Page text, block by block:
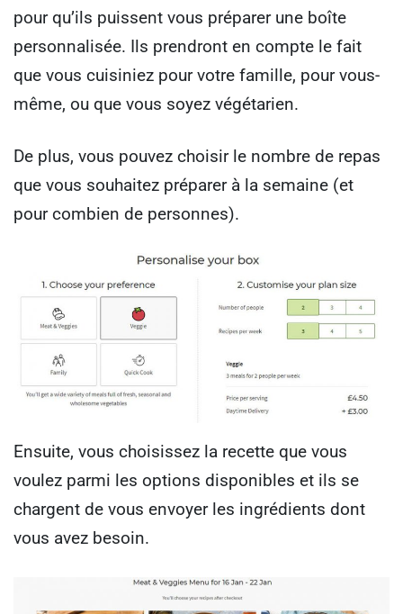
pour qu’ils puissent vous préparer une boîte
personnalisée. Ils prendront en compte le fait
que vous cuisiniez pour votre famille, pour vous-
même, ou que vous soyez végétarien.
De plus, vous pouvez choisir le nombre de repas
que vous souhaitez préparer à la semaine (et
pour combien de personnes).
Ensuite, vous choisissez la recette que vous
voulez parmi les options disponibles et ils se
chargent de vous envoyer les ingrédients dont
vous avez besoin.